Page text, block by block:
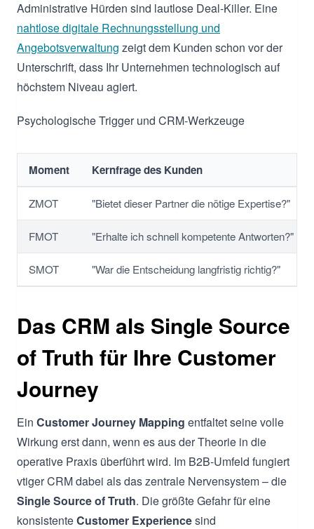
Administrative Hürden sind lautlose Deal-Killer. Eine
nahtlose digitale Rechnungsstellung und
Angebotsverwaltung zeigt dem Kunden schon vor der
Unterschrift, dass Ihr Unternehmen technologisch auf
höchstem Niveau agiert.
Psychologische Trigger und CRM-Werkzeuge
Moment Kernfrage des Kunden
ZMOT "Bietet dieser Partner die nötige Expertise?"
FMOT "Erhalte ich schnell kompetente Antworten?"
SMOT "War die Entscheidung langfristig richtig?"
Das CRM als Single Source
of Truth für Ihre Customer
Journey
Ein Customer Journey Mapping entfaltet seine volle
Wirkung erst dann, wenn es aus der Theorie in die
operative Praxis überführt wird. Im B2B-Umfeld fungiert
vtiger CRM dabei als das zentrale Nervensystem – die
Single Source of Truth. Die größte Gefahr für eine
konsistenteCustomer Experiencesind